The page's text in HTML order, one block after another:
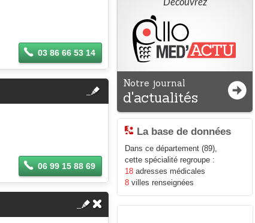
03 86 66 53 14
fermer
06 99 15 88 69
Notre journal
d'actualités
La base de données
Dans ce département (89),
cette spécialité regroupe :
18 adresses médicales
8 villes renseignées